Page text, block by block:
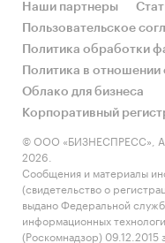
данные
электронные и
экспертов в
опубликованные
игроков рынка,
маркетинговых и
исследований,
О компании:
Экспресс-Обзор-
Наши партнеры
Пользовательское
Политика обработки
Политика в
Облако для бизнеса
Корпоративный
© ООО «БИЗНЕСПРЕСС»,
2026.
Сообщения и материалы
(свидетельство о
выдано Федеральной
информационных
(Роскомнадзор)